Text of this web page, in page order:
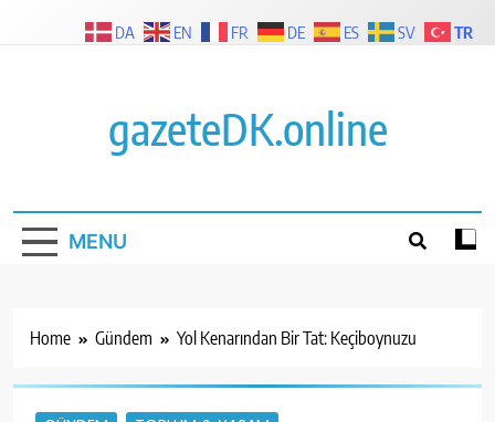
gazeteDK.online
MENU
Home Gündem Yol Kenarından Bir Tat: Keçiboynuzu
DA EN FR DE ES SV TR